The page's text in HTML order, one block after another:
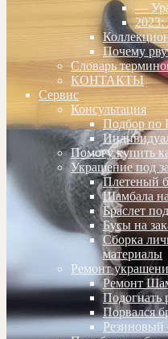
—
2023:
Почему
Словарь
КОНТАКТЫ
Сервис
Консультация
Подбор по
Помогу купить
Украшение под
Плетеный
Шамбала на
Браслет
Бусы на
Сборка
материалы
Ремонт
Ремонт
Подогнать
Порвался
Резиновый